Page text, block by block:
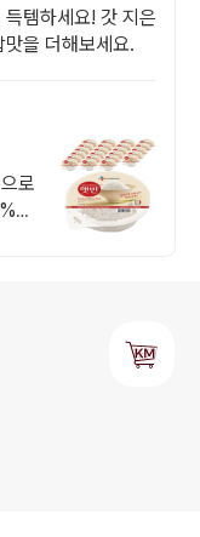
템하세요! 갓 지은
을 더해보세요.
로
까